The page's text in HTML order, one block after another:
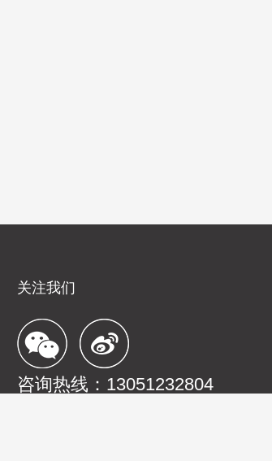
关注我们
咨询热线：13051232804